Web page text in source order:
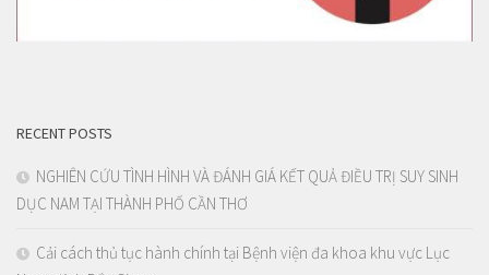
RECENT POSTS
NGHIÊN CỨU TÌNH HÌNH VÀ ĐÁNH GIÁ KẾT QUẢ ĐIỀU TRỊ SUY SINH
DỤC NAM TẠI THÀNH PHỐ CẦN THƠ
Cải cách thủ tục hành chính tại Bệnh viện đa khoa khu vực Lục